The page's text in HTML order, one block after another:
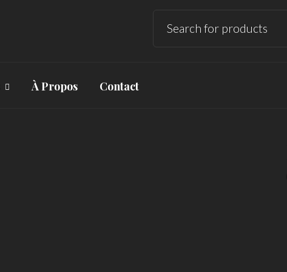
À Propos Contact